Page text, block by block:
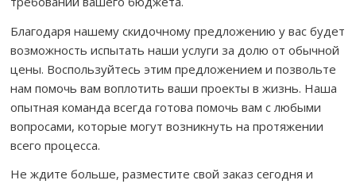
Благодаря нашему скидочному предложению у вас будет
возможность испытать наши услуги за долю от обычной
цены. Воспользуйтесь этим предложением и позвольте
нам помочь вам воплотить ваши проекты в жизнь. Наша
опытная команда всегда готова помочь вам с любыми
вопросами, которые могут возникнуть на протяжении
всего процесса.
Не ждите больше, разместите свой заказ сегодня и